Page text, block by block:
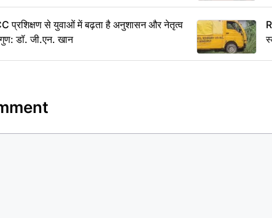
प्रशिक्षण से युवाओं में बढ़ता है अनुशासन और नेतृत्व
डॉ. जी.एन. खान